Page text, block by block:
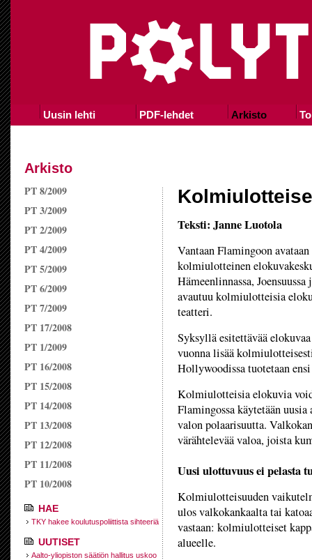
Uusin lehti PDF-lehdet Arkisto
Arkisto
PT 8/2009
PT 3/2009
PT 2/2009
PT 4/2009
PT 5/2009
PT 6/2009
PT 7/2009
PT 17/2008
PT 1/2009
PT 16/2008
PT 15/2008
PT 14/2008
PT 13/2008
PT 12/2008
PT 11/2008
PT 10/2008
HAE
TKY hakee koulutuspoliittista sihteeriä
UUTISET
Aalto-yliopiston säätiön hallitus uskoo
Teksti: Janne Luotola
Vantaan Flamingoon avataan
kolmiulotteinen
Hämeenlinnassa, Joensuussa
avautuu kolmiulotteisia
teatteri.
Syksyllä esitettävää
vuonna lisää
Hollywoodissa tuotetaan
Kolmiulotteisia elokuvia
Flamingossa käytetään
valon polaarisuutta.
värähtelevää valoa, joista
Uusi ulottuvuus ei pelasta
Kolmiulotteisuuden
ulos valkokankaalta tai
vastaan: kolmiulotteiset
alueelle.